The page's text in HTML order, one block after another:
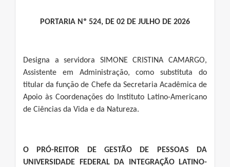
PORTARIA Nº 524, DE 02 DE JULHO DE 2026
Designa a servidora SIMONE CRISTINA CAMARGO,
Assistente em Administração, como substituta do
titular da função de Chefe da Secretaria Acadêmica de
Apoio às Coordenações do Instituto Latino-Americano
de Ciências da Vida e da Natureza.
O PRÓ-REITOR DE GESTÃO DE PESSOAS DA
UNIVERSIDADE FEDERAL DA INTEGRAÇÃO LATINO-